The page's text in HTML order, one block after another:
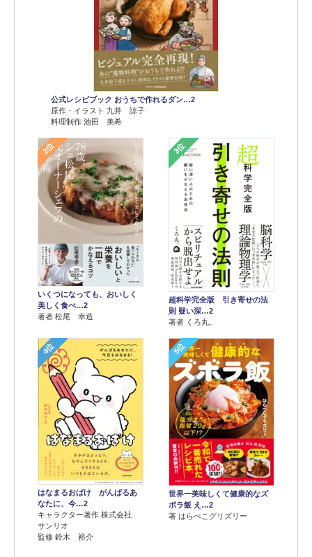
公式レシピブック おうちで作れるダン…2
原作・イラスト 九井 諒子
料理制作 池田 美希
2位
いくつになっても、おいしく
美しく食べ…2
著者 松尾 幸造
3位
超科学完全版 引き寄せの法
則 疑い深…2
著者 くろ丸。
4位
はなまるおばけ がんばるあ
なたに、今…2
キャラクター著作 株式会社
サンリオ
監修 鈴木 裕介
5位
世界一美味しくて健康的なズ
ボラ飯 え…2
著 はらぺこグリズリー